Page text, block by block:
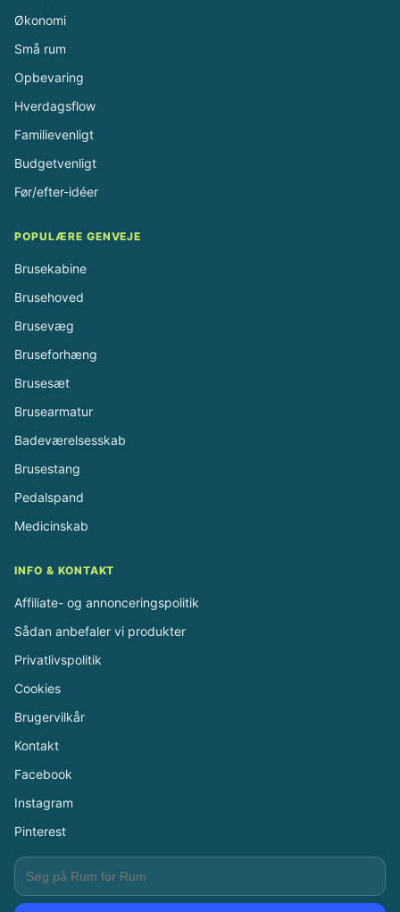
Økonomi
Små rum
Opbevaring
Hverdagsflow
Familievenligt
Budgetvenligt
Før/efter-idéer
POPULÆRE GENVEJE
Brusekabine
Brusehoved
Brusevæg
Bruseforhæng
Brusesæt
Brusearmatur
Badeværelsesskab
Brusestang
Pedalspand
Medicinskab
INFO & KONTAKT
Affiliate- og annonceringspolitik
Sådan anbefaler vi produkter
Privatlivspolitik
Cookies
Brugervilkår
Kontakt
Facebook
Instagram
Pinterest